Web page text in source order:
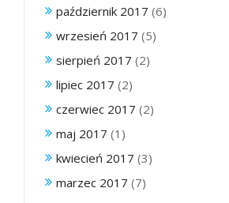
październik 2017 (6)
wrzesień 2017 (5)
sierpień 2017 (2)
lipiec 2017 (2)
czerwiec 2017 (2)
maj 2017 (1)
kwiecień 2017 (3)
marzec 2017 (7)